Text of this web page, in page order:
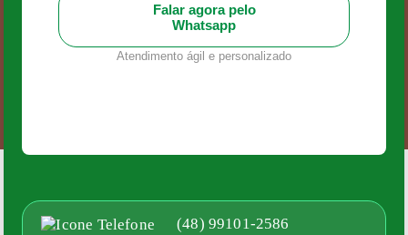
Falar agora pelo
Whatsapp
Atendimento ágil e personalizado
(48) 99101-2586